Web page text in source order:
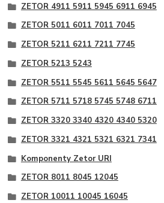
ZETOR 4911 5911 5945 6911 6945
ZETOR 5011 6011 7011 7045
ZETOR 5211 6211 7211 7745
ZETOR 5213 5243
ZETOR 5511 5545 5611 5645 5647
ZETOR 5711 5718 5745 5748 6711
ZETOR 3320 3340 4320 4340 5320
ZETOR 3321 4321 5321 6321 7341
Komponenty Zetor URI
ZETOR 8011 8045 12045
ZETOR 10011 10045 16045